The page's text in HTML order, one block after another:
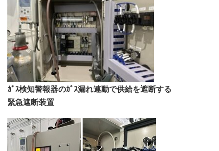
ｶﾞｽ検知警報器のｶﾞｽ漏れ連動で供給を遮断する
緊急遮断装置